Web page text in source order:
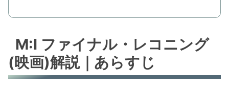
M:I ファイナル・レコニング
(映画)解説｜あらすじ